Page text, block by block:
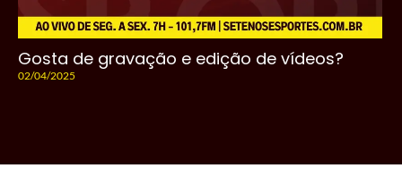
Gosta de gravação e edição de vídeos?
02/04/2025